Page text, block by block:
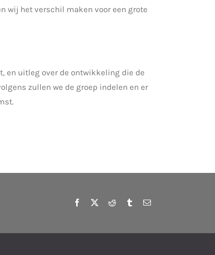
wij het verschil maken voor een grote
en uitleg over de ontwikkeling die de
zullen we de groep indelen en er